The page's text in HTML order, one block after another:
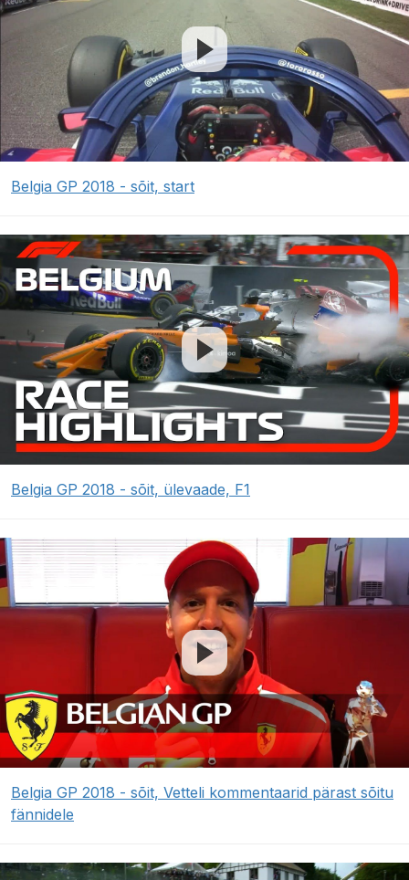
Belgia GP 2018 - sõit, start
Belgia GP 2018 - sõit, ülevaade, F1
Belgia GP 2018 - sõit, Vetteli kommentaarid pärast sõitu
fännidele